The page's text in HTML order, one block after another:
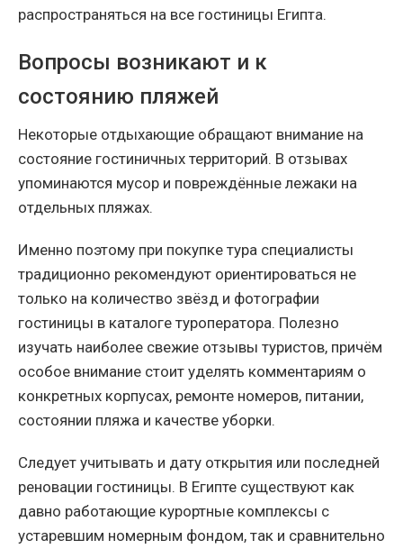
распространяться на все гостиницы Египта.
Вопросы возникают и к
состоянию пляжей
Некоторые отдыхающие обращают внимание на
состояние гостиничных территорий. В отзывах
упоминаются мусор и повреждённые лежаки на
отдельных пляжах.
Именно поэтому при покупке тура специалисты
традиционно рекомендуют ориентироваться не
только на количество звёзд и фотографии
гостиницы в каталоге туроператора. Полезно
изучать наиболее свежие отзывы туристов, причём
особое внимание стоит уделять комментариям о
конкретных корпусах, ремонте номеров, питании,
состоянии пляжа и качестве уборки.
Следует учитывать и дату открытия или последней
реновации гостиницы. В Египте существуют как
давно работающие курортные комплексы с
устаревшим номерным фондом, так и сравнительно